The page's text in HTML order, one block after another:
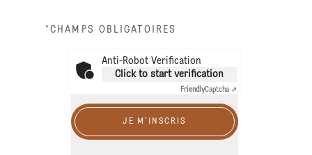
*CHAMPS OBLIGATOIRES
Anti-Robot Verification
Click to start verification
FriendlyCaptcha ⇗
JE M'INSCRIS